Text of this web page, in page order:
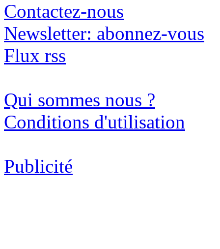
Contactez-nous
Newsletter: abonnez-vous
Flux rss
Qui sommes nous ?
Conditions d'utilisation
Publicité